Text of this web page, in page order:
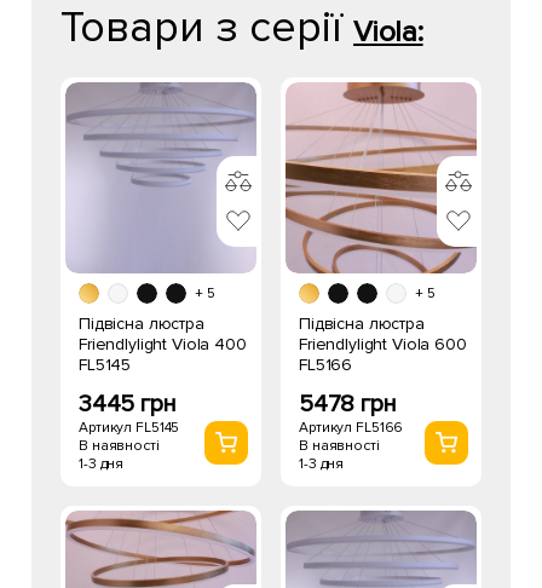
Товари з серії Viola:
+ 5
Підвісна люстра
Friendlylight Viola 400
FL5145
3445 грн
Артикул FL5145
В наявності
1-3 дня
+ 5
Підвісна люстра
Friendlylight Viola 600
FL5166
5478 грн
Артикул FL5166
В наявності
1-3 дня